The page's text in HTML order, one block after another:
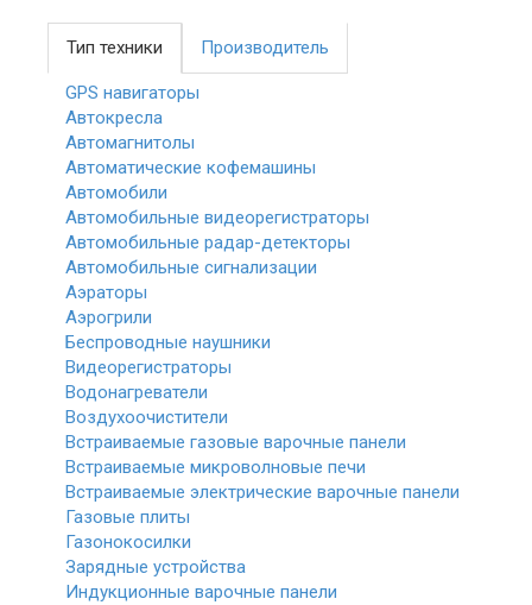
Тип техники Производитель
GPS навигаторы
Автокресла
Автомагнитолы
Автоматические кофемашины
Автомобили
Автомобильные видеорегистраторы
Автомобильные радар-детекторы
Автомобильные сигнализации
Аэраторы
Аэрогрили
Беспроводные наушники
Видеорегистраторы
Водонагреватели
Воздухоочистители
Встраиваемые газовые варочные панели
Встраиваемые микроволновые печи
Встраиваемые электрические варочные панели
Газовые плиты
Газонокосилки
Зарядные устройства
Индукционные варочные панели